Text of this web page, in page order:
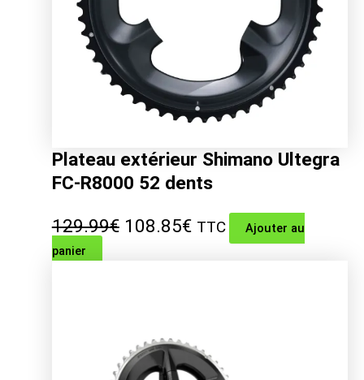
Plateau extérieur Shimano Ultegra
FC-R8000 52 dents
129.99€ Le
129.99€.
108.85€Le
108.85€.
TTC
Ajouter au
panier